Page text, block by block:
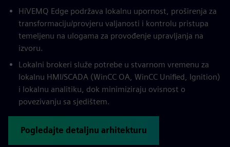
HiVEMQ Edge podržava lokalnu upornost, proširenja za
transformaciju/provjeru valjanosti i kontrolu pristupa
temeljenu na ulogama za provođenje upravljanja na
izvoru.
Lokalni brokeri služe potrebe u stvarnom vremenu za
lokalnu HMI/SCADA (WinCC OA, WinCC Unified, Ignition)
i lokalnu analitiku, dok minimiziraju ovisnost o
povezivanju sa sjedištem.
Pogledajte detaljnu arhitekturu